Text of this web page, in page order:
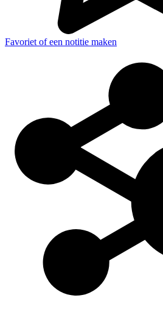
Favoriet of een notitie maken